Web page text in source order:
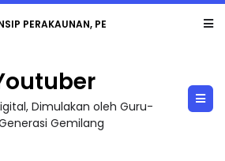
PECUT SKOR SOALAN 1 TRIAL OLEH CIKGU WAN...
Dimulakan oleh Guru-
Gemilang